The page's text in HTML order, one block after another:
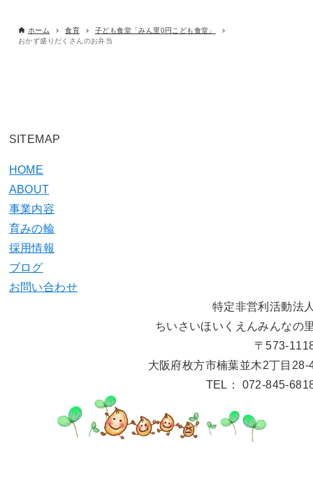
ホーム 食育
子ども食堂「みん里0円こども食堂」
おかず盛りだくさんのお弁当
SITEMAP
HOME
ABOUT
事業内容
育みの輪
採用情報
ブログ
お問い合わせ
特定非営利活動法
ちいさいほいくえんみんなの
〒573-
大阪府枚方市楠葉並木2丁目28-
TEL： 072-845-